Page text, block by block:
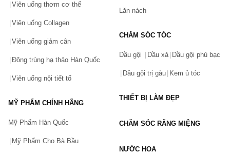
Viên uống thơm cơ thể
Viên uống Collagen
Viên uống giảm cân
Đông trùng hạ thảo Hàn Quốc
Viên uống nội tiết tố
MỸ PHẨM CHÍNH HÃNG
Mỹ Phẩm Hàn Quốc
Mỹ Phẩm Cho Bà Bầu
Lăn nách
CHĂM SÓC TÓC
Dầu gội Dầu xả Dầu gội phủ bạc
Dầu gội trị gàu Kem ủ tóc
THIẾT BỊ LÀM ĐẸP
CHĂM SÓC RĂNG MIỆNG
NƯỚC HOA